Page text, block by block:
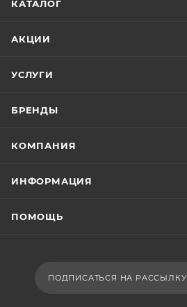
КАТАЛОГ
АКЦИИ
УСЛУГИ
БРЕНДЫ
КОМПАНИЯ
ИНФОРМАЦИЯ
ПОМОЩЬ
ПОДПИСАТЬСЯ НА РАССЫЛКУ